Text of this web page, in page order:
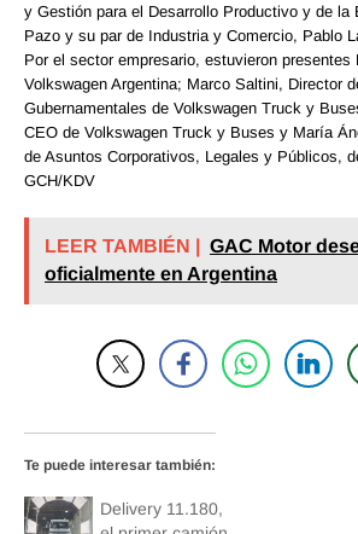
y Gestión para el Desarrollo Productivo y de la
Pazo y su par de Industria y Comercio, Pablo
Por el sector empresario, estuvieron
Volkswagen Argentina; Marco Saltini, Director
Gubernamentales de Volkswagen Truck y
CEO de Volkswagen Truck y Buses y María
de Asuntos Corporativos, Legales y Públicos,
GCH/KDV
LEER TAMBIÉN | GAC Motor
oficialmente en Argentina
Te puede interesar también:
Delivery 11.180,